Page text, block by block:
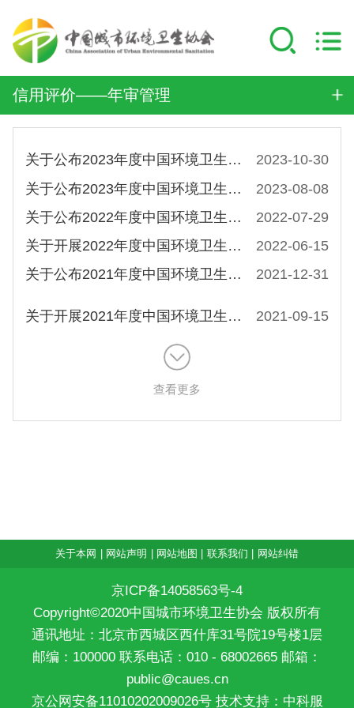
信用评价——年审管理
关于公布2023年度中国环境卫生行业企业信用评价年审（第二批）结果的公告
2023-10-30
关于公布2023年度中国环境卫生行业企业信用评价年审（第一批）结果的公告
2023-08-08
关于公布2022年度中国环境卫生行业企业信用评价年审（第一批）结果的公告
2022-07-29
关于开展2022年度中国环境卫生行业企业信用评价年审工作的通知
2022-06-15
关于公布2021年度中国环境卫生行业企业 信用评价年审结果的公告
2021-12-31
关于开展2021年度中国环境卫生行业企业信用评价年审工作的通知 2021-09-15
查看更多
关于本网 网站声明 网站地图 联系我们 网站纠错
京ICP备14058563号-4
Copyright©2020中国城市环境卫生协会 版权所有
通讯地址：北京市西城区西什库31号院19号楼1层
邮编：100000 联系电话：010 - 68002665 邮箱：
public@caues.cn
京公网安备11010202009026号 技术支持：中科服